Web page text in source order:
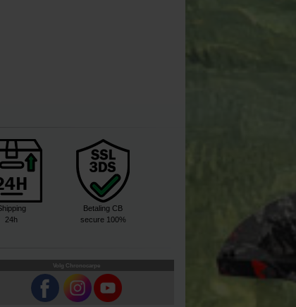
24h
Betaling CB
secure 100%
Volg Chronocarpe